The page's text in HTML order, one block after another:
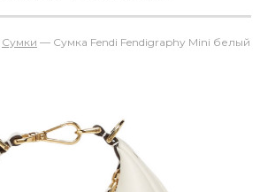
Сумки — Сумка Fendi Fendigraphy Mini белый